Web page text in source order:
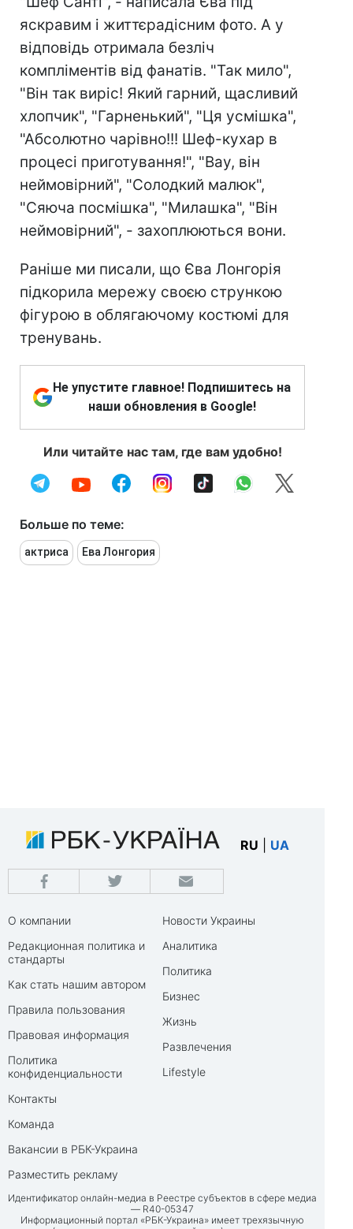
яскравим і життєрадісним фото. А у
відповідь отримала безліч
компліментів від фанатів. "Так мило",
"Він так виріс! Який гарний, щасливий
хлопчик", "Гарненький", "Ця усмішка",
"Абсолютно чарівно!!! Шеф-кухар в
процесі приготування!", "Вау, він
неймовірний", "Солодкий малюк",
"Сяюча посмішка", "Милашка", "Він
неймовірний", - захоплюються вони.
Раніше ми писали, що Єва Лонгорія
підкорила мережу своєю стрункою
фігурою в облягаючому костюмі для
тренувань.
Не упустите главное! Подпишитесь на
наши обновления в Google!
Или читайте нас там, где вам удобно!
Больше по теме:
актриса Ева Лонгория
RU UA
О компании
Редакционная политика и
стандарты
Как стать нашим автором
Правила пользования
Правовая информация
Политика
конфиденциальности
Контакты
Команда
Вакансии в РБК-Украина
Разместить рекламу
Новости Украины
Аналитика
Политика
Бизнес
Жизнь
Развлечения
Lifestyle
Идентификатор онлайн-медиа в Реестре субъектов в сфере медиа
— R40-05347
Информационный портал «РБК-Украина» имеет трехязычную